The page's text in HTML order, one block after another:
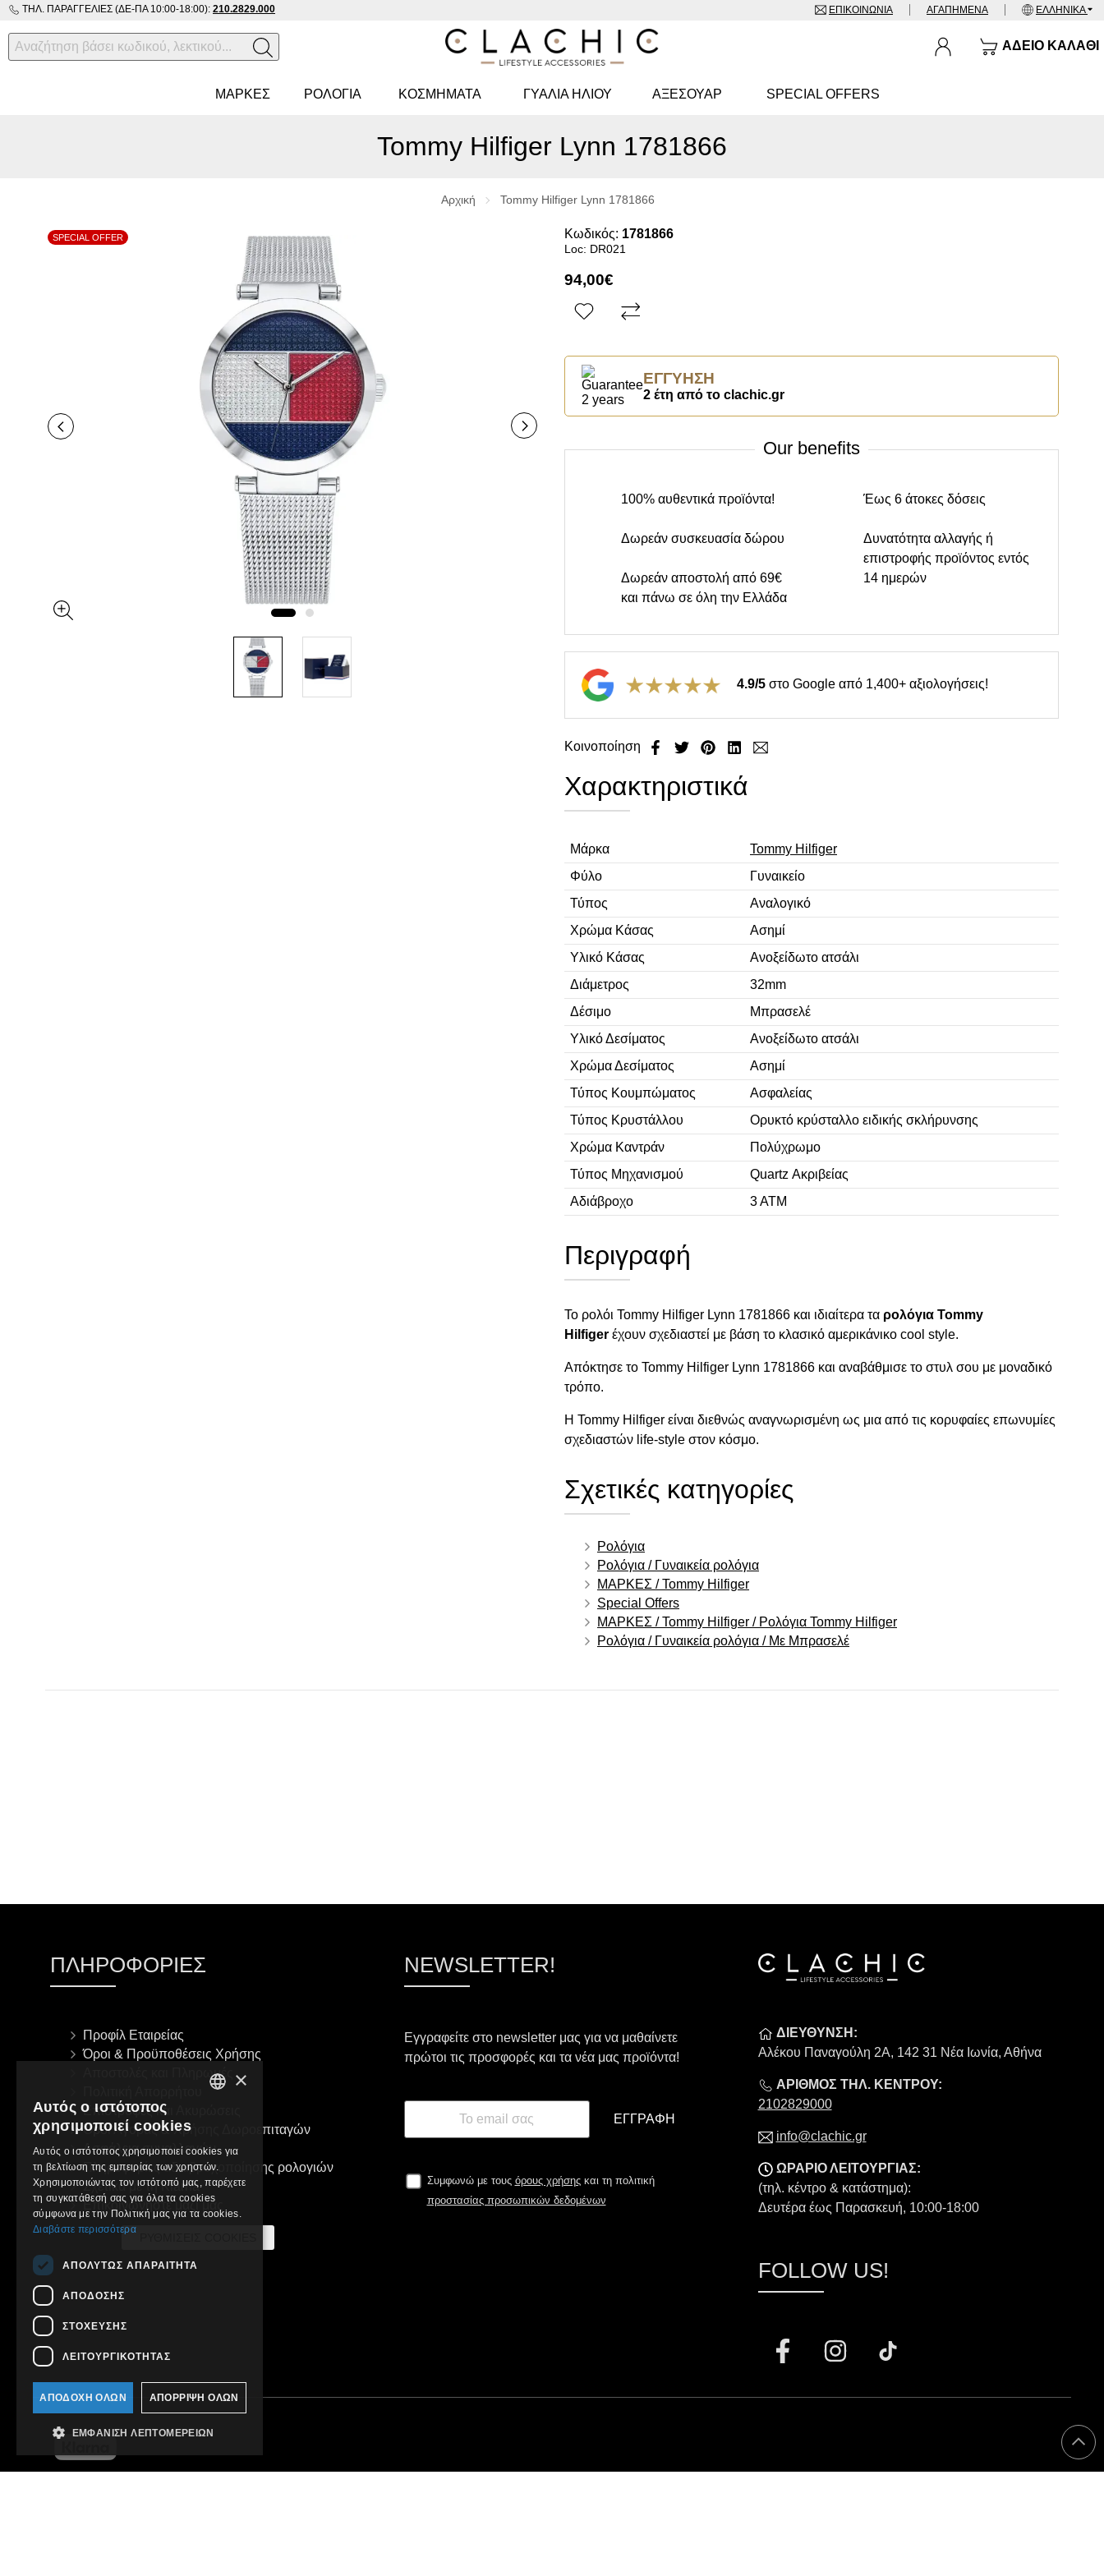
ΤΗΛ. ΠΑΡΑΓΓΕΛΊΕΣ (ΔΕ-ΠΑ 10:00-18:00): 210.2829.000 ΕΠΙΚΟΙΝΩΝΊΑ ΑΓΑΠΗΜΈΝΑ ΕΛΛΗΝΙΚΆ
ΆΔΕΙΟ ΚΑΛΆΘΙ
ΜΑΡΚΕΣ ΡΟΛΌΓΙΑ ΚΟΣΜΉΜΑΤΑ ΓΥΑΛΙΆ ΗΛΊΟΥ ΑΞΕΣΟΥΑΡ SPECIAL OFFERS
Tommy Hilfiger Lynn 1781866
Αρχική Tommy Hilfiger Lynn 1781866
SPECIAL OFFER Κωδικός: 1781866
Loc: DR021
94,00€
ΕΓΓΎΗΣΗ
2 έτη από το clachic.gr
Our benefits
100% αυθεντικά προϊόντα!
Δωρεάν συσκευασία δώρου
Δωρεάν αποστολή από 69€
και πάνω σε όλη την Ελλάδα
Έως 6 άτοκες δόσεις
Δυνατότητα αλλαγής ή
επιστροφής προϊόντος εντός
14 ημερών
4.9/5 στο Google από 1,400+ αξιολογήσεις!
Κοινοποίηση
Χαρακτηριστικά
Μάρκα
Tommy Hilfiger
Φύλο
Γυναικείο
Τύπος
Αναλογικό
Χρώμα Κάσας
Ασημί
Υλικό Κάσας
Ανοξείδωτο ατσάλι
Διάμετρος
32mm
Δέσιμο
Μπρασελέ
Υλικό Δεσίματος
Ανοξείδωτο ατσάλι
Χρώμα Δεσίματος
Ασημί
Τύπος Κουμπώματος
Ασφαλείας
Τύπος Κρυστάλλου
Ορυκτό κρύσταλλο ειδικής σκλήρυνσης
Χρώμα Καντράν
Πολύχρωμο
Τύπος Μηχανισμού
Quartz Ακριβείας
Αδιάβροχο
3 ΑΤΜ
Περιγραφή
Το ρολόι Tommy Hilfiger Lynn 1781866 και ιδιαίτερα τα ρολόγια Tommy
Hilfiger έχουν σχεδιαστεί με βάση το κλασικό αμερικάνικο cool style.
Απόκτησε το Tommy Hilfiger Lynn 1781866 και αναβάθμισε το στυλ σου με μοναδικό
τρόπο.
Η Tommy Hilfiger είναι διεθνώς αναγνωρισμένη ως μια από τις κορυφαίες επωνυμίες
σχεδιαστών life-style στον κόσμο.
Σχετικές κατηγορίες
Ρολόγια
Ρολόγια / Γυναικεία ρολόγια
ΜΑΡΚΕΣ / Tommy Hilfiger
Special Offers
ΜΑΡΚΕΣ / Tommy Hilfiger / Ρολόγια Tommy Hilfiger
Ρολόγια / Γυναικεία ρολόγια / Με Μπρασελέ
ΠΛΗΡΟΦΟΡΊΕΣ
Προφίλ Εταιρείας
Όροι & Προϋποθέσεις Χρήσης
Αποστολές και Πληρωμές
Επιστροφές και Ακυρώσεις
Όροι Αγοράς & Χρήσης Δωροεπιταγών
Ασφάλεια συναλλαγών
Πληροφορίες αδιαβροχοποίησης ρολογιών
Σχετικά με τη Klarna
Επικοινωνήστε μαζί μας
NEWSLETTER!
Εγγραφείτε στο newsletter μας για να μαθαίνετε
πρώτοι τις προσφορές και τα νέα μας προϊόντα!
ΕΓΓΡΑΦΉ
Συμφωνώ με τους όρους χρήσηςκαι τη πολιτική
προστασίας προσωπικών δεδομένων
ΔΙΕΥΘΥΝΣΗ:
Αλέκου Παναγούλη 2Α, 142 31 Νέα Ιωνία, Αθήνα
ΑΡΙΘΜΟΣ ΤΗΛ. ΚΕΝΤΡΟΥ:
2102829000
info@clachic.gr
ΩΡΑΡΙΟ ΛΕΙΤΟΥΡΓΙΑΣ:
(τηλ. κέντρο & κατάστημα):
Δευτέρα έως Παρασκευή, 10:00-18:00
FOLLOW US!
×
Αυτός ο ιστότοπος
χρησιμοποιεί cookies
Αυτός ο ιστότοπος χρησιμοποιεί cookies για
τη βελτίωση της εμπειρίας των χρηστών.
Χρησιμοποιώντας τον ιστότοπό μας, παρέχετε
τη συγκατάθεσή σας για όλα τα cookies
σύμφωνα με την Πολιτική μας για τα cookies.
Διαβάστε περισσότερα
ΑΠΟΛΎΤΩΣ ΑΠΑΡΑΊΤΗΤΑ
ΑΠΌΔΟΣΗΣ
ΣΤΌΧΕΥΣΗΣ
ΛΕΙΤΟΥΡΓΙΚΌΤΗΤΑΣ
ΑΠΟΔΟΧΉ ΌΛΩΝ ΑΠΌΡΡΙΨΗ ΌΛΩΝ
ΕΜΦΆΝΙΣΗ ΛΕΠΤΟΜΕΡΕΙΏΝ